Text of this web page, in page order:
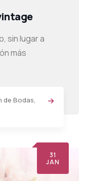
sin lugar a
más
de Bodas,
31
JAN